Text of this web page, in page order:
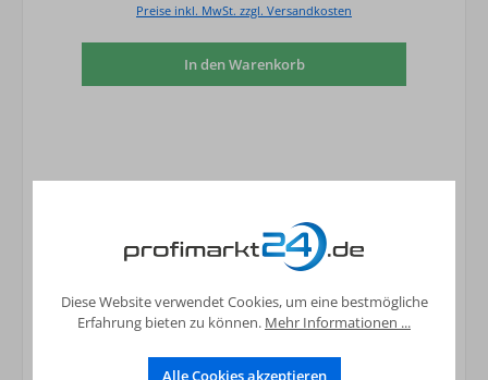
Preise inkl. MwSt. zzgl. Versandkosten
In den Warenkorb
Diese Website verwendet Cookies, um eine bestmögliche
Erfahrung bieten zu können. Mehr Informationen ...
Alle Cookies akzeptieren